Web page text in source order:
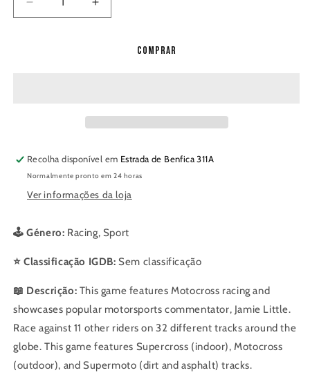
Diminuir
a
Aumentar
a
Comprar
Recolha disponível em Estrada de Benfica 311A
Normalmente pronto em 24 horas
Ver informações da loja
🕹️ Género: Racing, Sport
⭐ Classificação IGDB: Sem classificação
📖 Descrição: This game features Motocross racing and
showcases popular motorsports commentator, Jamie Little.
Race against 11 other riders on 32 different tracks around the
globe. This game features Supercross (indoor), Motocross
(outdoor), and Supermoto (dirt and asphalt) tracks.